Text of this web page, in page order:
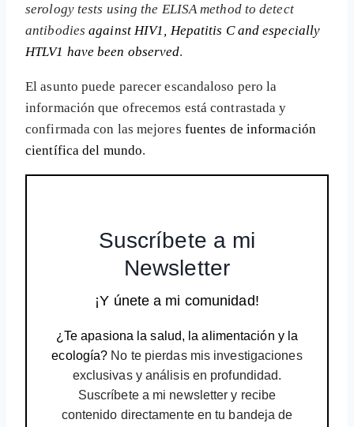
serology tests using the ELISA method to detect
antibodiesagainst HIV1, Hepatitis C and especially
HTLV1 have been observed.
El asunto puede parecer escandaloso pero la
información que ofrecemos está contrastada y
confirmada con las mejores fuentes de información
científica del mundo.
Suscríbete a mi
Newsletter
¡Y únete a mi comunidad!
¿Te apasiona la salud, la alimentación y la
ecología? No te pierdas mis investigaciones
exclusivas y análisis en profundidad.
Suscríbete a mi newsletter y recibe
contenido directamente en tu bandeja de